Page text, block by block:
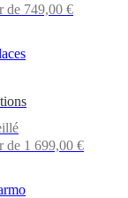
de 749,00 €
de 1 699,00 €